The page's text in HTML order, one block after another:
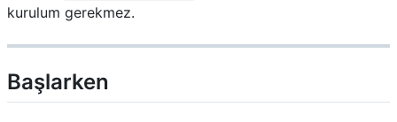
kurulum gerekmez.
Başlarken